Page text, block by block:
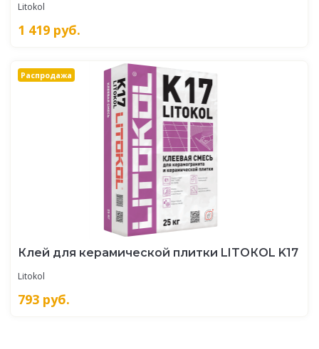
Litokol
1 419 руб.
Распродажа
Клей для керамической плитки LITOКOL K17
Litokol
793 руб.